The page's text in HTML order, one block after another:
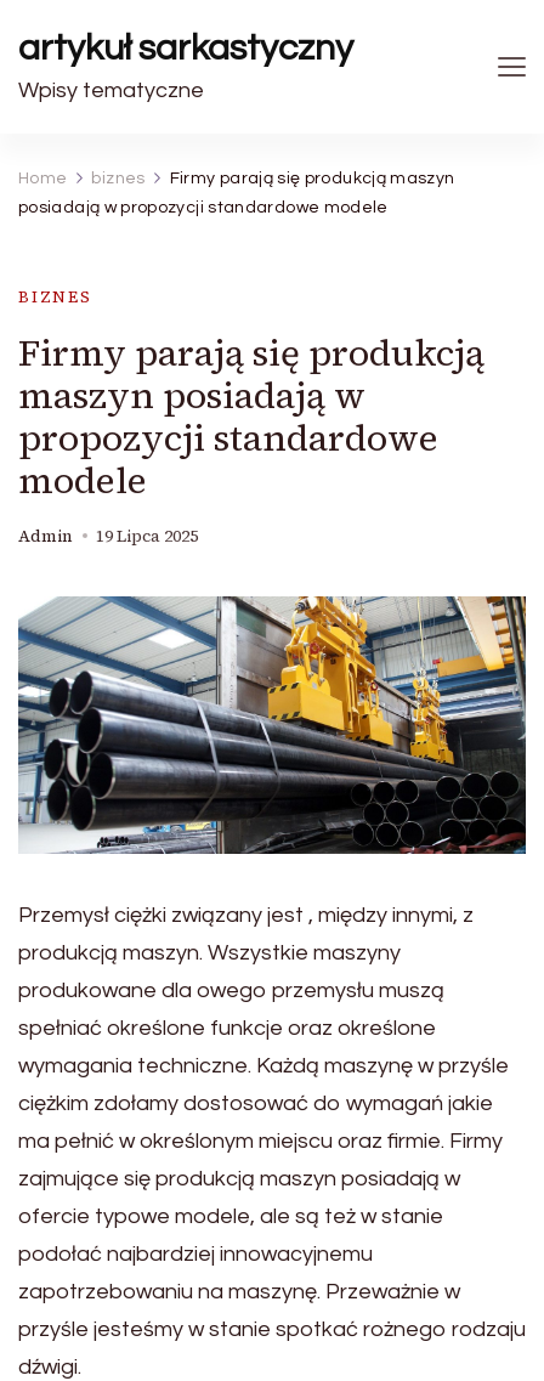
artykuł sarkastyczny
Wpisy tematyczne
Home biznes
Firmy parają się produkcją maszyn
posiadają w propozycji standardowe modele
BIZNES
Firmy parają się produkcją
maszyn posiadają w
propozycji standardowe
modele
Admin 19 Lipca 2025
Przemysł ciężki związany jest , między innymi, z
produkcją maszyn. Wszystkie maszyny
produkowane dla owego przemysłu muszą
spełniać określone funkcje oraz określone
wymagania techniczne. Każdą maszynę w przyśle
ciężkim zdołamy dostosować do wymagań jakie
ma pełnić w określonym miejscu oraz firmie. Firmy
zajmujące się produkcją maszyn posiadają w
ofercie typowe modele, ale są też w stanie
podołać najbardziej innowacyjnemu
zapotrzebowaniu na maszynę. Przeważnie w
przyśle jesteśmy w stanie spotkać rożnego rodzaju
dźwigi.